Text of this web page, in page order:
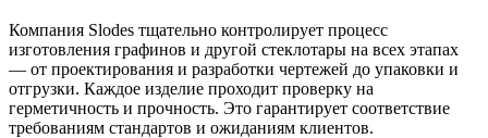
Компания Slodes тщательно контролирует процесс
изготовления графинов и другой стеклотары на всех этапах
— от проектирования и разработки чертежей до упаковки и
отгрузки. Каждое изделие проходит проверку на
герметичность и прочность. Это гарантирует соответствие
требованиям стандартов и ожиданиям клиентов.